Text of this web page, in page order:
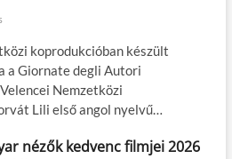
koprodukcióban készült
a Giornate degli Autori
Nemzetközi
Lili első angol nyelvű…
nézők kedvenc filmjei 2026